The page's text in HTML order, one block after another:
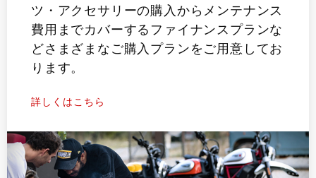
ツ・アクセサリーの購入からメンテナンス
費用までカバーするファイナンスプランな
どさまざまなご購入プランをご用意してお
ります。
詳しくはこちら